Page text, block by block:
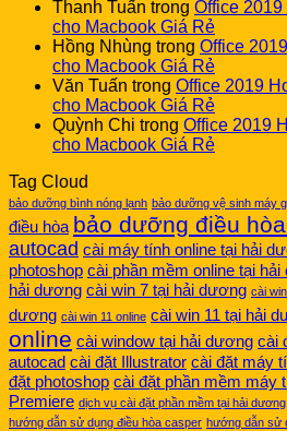
Thanh Tuấn trong Office
cho Macbook Giá Rẻ
Hồng Nhùng trong Office
cho Macbook Giá Rẻ
Văn Tuấn trong Office 2019
cho Macbook Giá Rẻ
Quỳnh Chi trong Office 2019
cho Macbook Giá Rẻ
Tag Cloud
bảo dưỡng bình nóng lạnh bảo dưỡng vệ sinh máy
điều hòa bảo dưỡng điều
autocad cài máy tính online tại hải
photoshop cài phần mềm online tại
hải dương cài win 7 tại hải dương cài
dương cài win 11 online cài win 11 tại hải
online cài window tại hải dương cài
autocad cài đặt Illustrator cài đặt máy
đặt photoshop cài đặt phần mềm máy
Premiere dịch vụ cài đặt phần mềm tại hải dương
hướng dẫn sử dụng điều hòa casper hướng dẫn sử